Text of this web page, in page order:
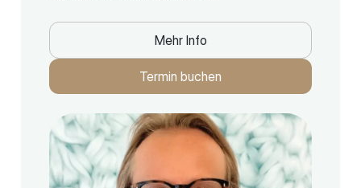
Mehr Info
Termin buchen